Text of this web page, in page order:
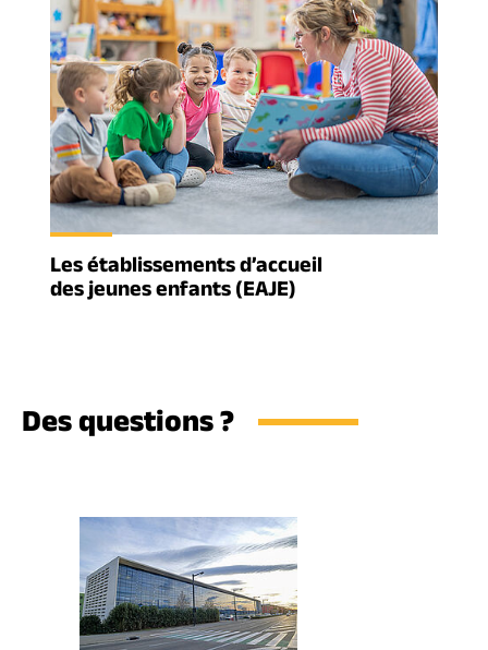
Les établissements d’accueil
des jeunes enfants (EAJE)
Des questions ?